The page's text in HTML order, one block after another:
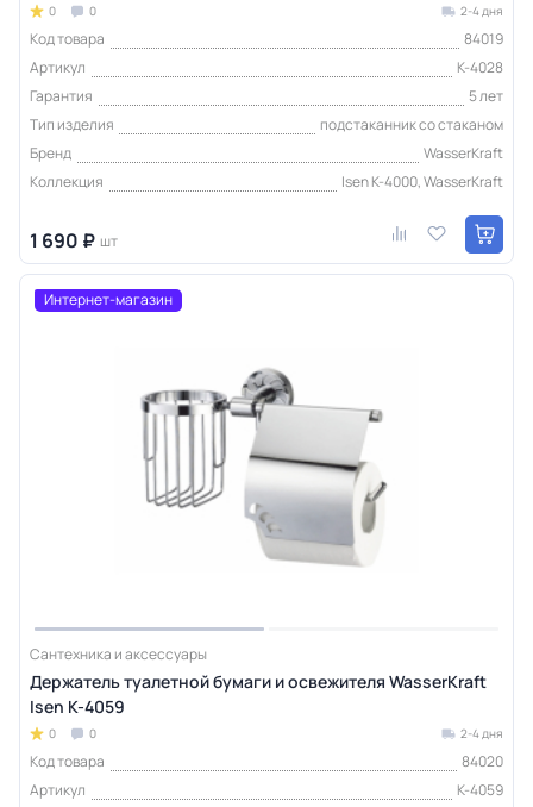
0 0 2-4 дня
Код товара
84019
Артикул
K-4028
Гарантия
5 лет
Тип изделия
подстаканник со стаканом
Бренд
WasserKraft
Коллекция
Isen K-4000, WasserKraft
1 690 ₽ шт
Интернет-магазин
Сантехника и аксессуары
Держатель туалетной бумаги и освежителя WasserKraft
Isen K-4059
0 0 2-4 дня
Код товара
84020
Артикул
K-4059